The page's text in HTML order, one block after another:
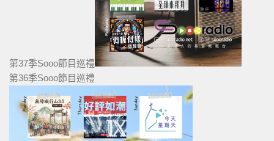
第37季Sooo節目巡禮
第36季Sooo節目巡禮